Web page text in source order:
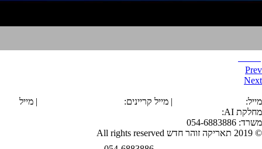
Prev
Next
מייל:
| מייל קריינים:
| מייל
מחלקת AI
:
משרד: 054-6883886
© 2019 תאריקה זוהר חדש All rights reserved